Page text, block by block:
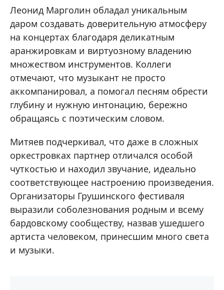
Леонид Марголин обладал уникальным
даром создавать доверительную атмосферу
на концертах благодаря деликатным
аранжировкам и виртуозному владению
множеством инструментов. Коллеги
отмечают, что музыкант не просто
аккомпанировал, а помогал песням обрести
глубину и нужную интонацию, бережно
обращаясь с поэтическим словом.
Митяев подчеркивал, что даже в сложных
оркестровках партнер отличался особой
чуткостью и находил звучание, идеально
соответствующее настроению произведения.
Организаторы Грушинского фестиваля
выразили соболезнования родным и всему
бардовскому сообществу, назвав ушедшего
артиста человеком, принесшим много света
и музыки.